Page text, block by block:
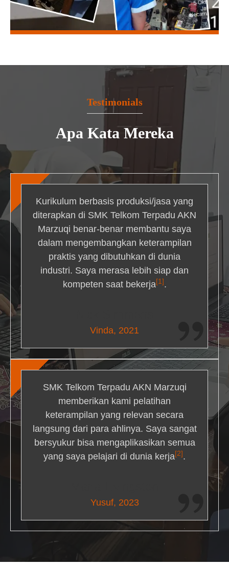
Testimonials
Apa Kata Mereka
Kurikulum berbasis produksi/jasa yang
diterapkan di SMK Telkom Terpadu AKN
Marzuqi benar-benar membantu saya
dalam mengembangkan keterampilan
praktis yang dibutuhkan di dunia
industri. Saya merasa lebih siap dan
kompeten saat bekerja[1] .
Vinda, 2021
SMK Telkom Terpadu AKN Marzuqi
memberikan kami pelatihan
keterampilan yang relevan secara
langsung dari para ahlinya. Saya sangat
bersyukur bisa mengaplikasikan semua
yang saya pelajari di dunia kerja[2] .
Yusuf, 2023